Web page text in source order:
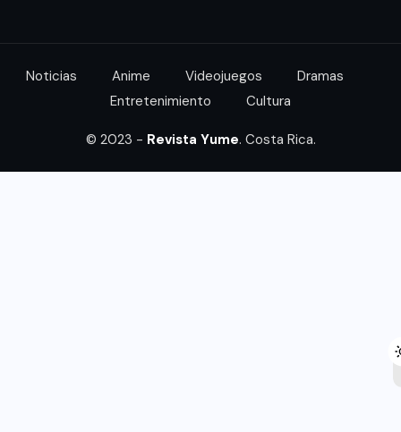
Noticias Anime Videojuegos
Dramas
Entretenimiento
Cultura
© 2023 - Revista Yume. Costa Rica.